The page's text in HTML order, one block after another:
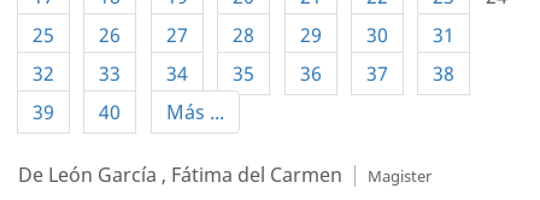
25
26 27 28 29 30
31
32
33 34 35 36 37
38
39
40 Más ...
De León García , Fátima del Carmen Magister